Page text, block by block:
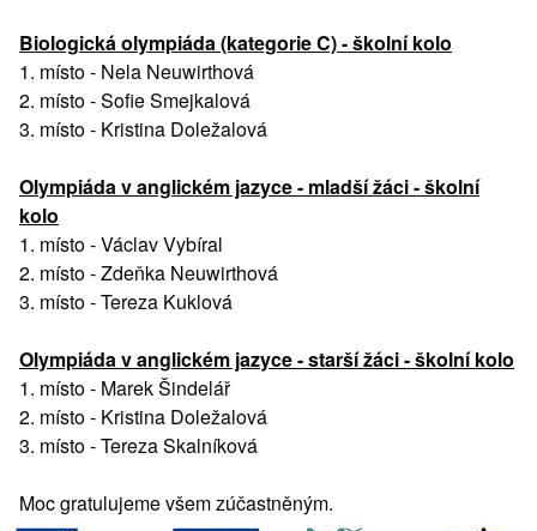
Biologická olympiáda (kategorie C) - školní kolo
1. místo - Nela Neuwirthová
2. místo - Sofie Smejkalová
3. místo - Kristina Doležalová
Olympiáda v anglickém jazyce - mladší žáci - školní
kolo
1. místo - Václav Vybíral
2. místo - Zdeňka Neuwirthová
3. místo - Tereza Kuklová
Olympiáda v anglickém jazyce - starší žáci - školní kolo
1. místo - Marek Šindelář
2. místo - Kristina Doležalová
​3. místo - Tereza Skalníková
Moc gratulujeme všem zúčastněným.